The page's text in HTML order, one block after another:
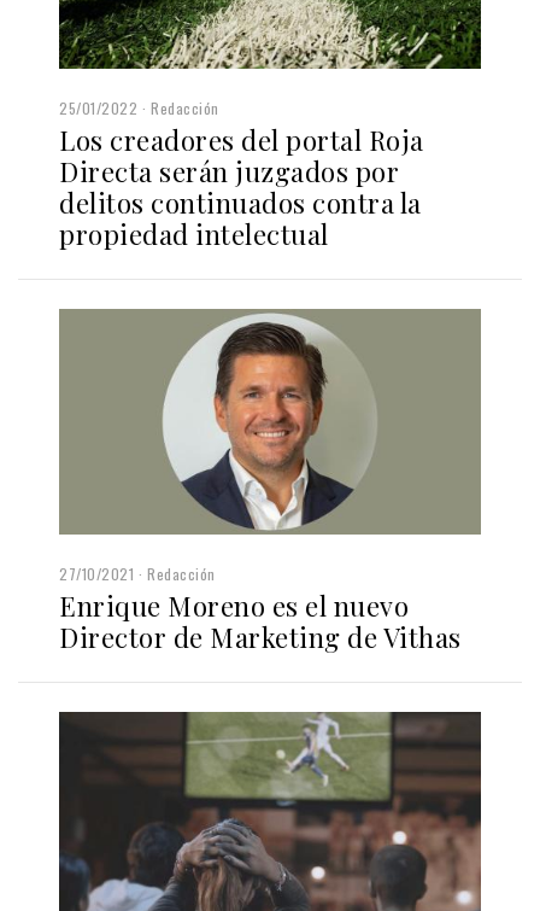
25/01/2022 Redacción
Los creadores del portal Roja
Directa serán juzgados por
delitos continuados contra la
propiedad intelectual
27/10/2021 Redacción
Enrique Moreno es el nuevo
Director de Marketing de Vithas